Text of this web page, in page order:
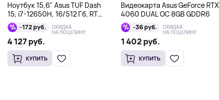
Ноутбук 15,6" Asus TUF Dash
15, i7-12650H, 16/512 Гб, RTX
3060 6Гб, черный
-172 руб. СКИДКА
НА ПОШЛИНУ
4 127 руб.
КУПИТЬ
Видеокарта Asus GeForce RTX
4060 DUAL OC 8GB GDDR6
-36 руб. СКИДКА
НА ПОШЛИНУ
1 402 руб.
КУПИТЬ